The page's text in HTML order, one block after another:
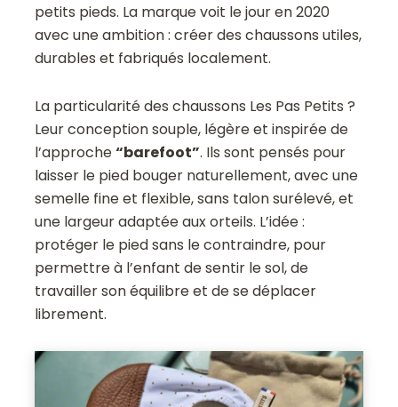
petits pieds. La marque voit le jour en 2020
avec une ambition : créer des chaussons utiles,
durables et fabriqués localement.
La particularité des chaussons Les Pas Petits ?
Leur conception souple, légère et inspirée de
l’approche“barefoot”. Ils sont pensés pour
laisser le pied bouger naturellement, avec une
semelle fine et flexible, sans talon surélevé, et
une largeur adaptée aux orteils. L’idée :
protéger le pied sans le contraindre, pour
permettre à l’enfant de sentir le sol, de
travailler son équilibre et de se déplacer
librement.